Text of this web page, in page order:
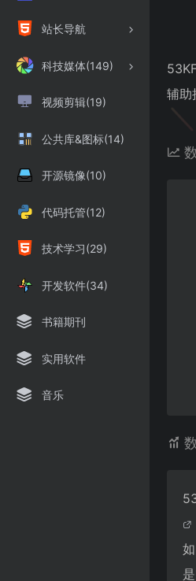
站长导航
科技媒体(149)
视频剪辑(19)
公共库&图标(14)
开源镜像(10)
代码托管(12)
技术学习(29)
开发软件(34)
书籍期刊
实用软件
音乐
辅助